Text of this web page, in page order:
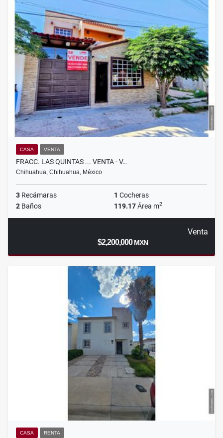
CASA VENTA
FRACC. LAS QUINTAS ... VENTA - V…
Chihuahua, Chihuahua, México
3 Recámaras 1 Cocheras
2 Baños 119.17Área m2
Venta
$2,200,000MXN
CASA RENTA